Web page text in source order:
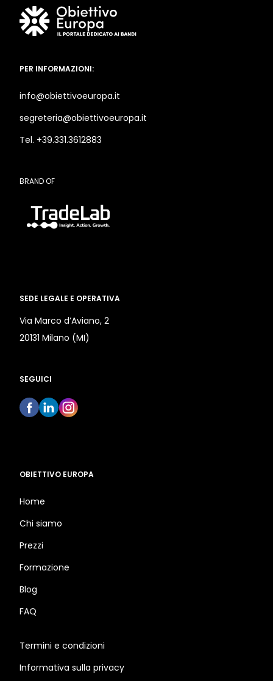
PER INFORMAZIONI:
info@obiettivoeuropa.it
segreteria@obiettivoeuropa.it
Tel. +39.331.3612883
BRAND OF
SEDE LEGALE E OPERATIVA
Via Marco d’Aviano, 2
20131 Milano (MI)
SEGUICI
OBIETTIVO EUROPA
Home
Chi siamo
Prezzi
Formazione
Blog
FAQ
Termini e condizioni
Informativa sulla privacy